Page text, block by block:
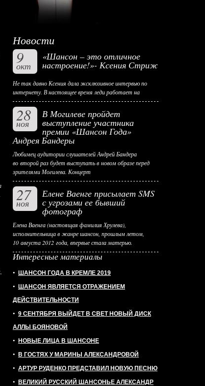
.
Новости
9
окт
«Шансон – это отличное
настроение!»- Ксения Стриж
Не так давно Ксения дала эксклюзивное интервью по
интернету. В настоящее время леди работает на
28
ноя
В Могилеве пройдет
выступление участника
премии «Шансон Года»
Андрея Бандеры
Любимец аудитории слушателей Андрей Бандера
во второй раз будет выступать в новом образе перед
зрителями Могилева. Концерт
27
ноя
Елене Ваенге присылает SMS
с угрозами ее бывший
фотограф
Елена Ваенга (настоящая фамилия Хрулева),
исполнительница в жанре шансон, прошлым летом,
10 августа 2012 года, впервые стала матерью.
Интересные материалы
• ШАНСОН ГОДА В КРЕМЛЕ 2019
• ШАНСОН ЯВЛЯЕТСЯ ОТРАЖЕНИЕМ
ДЕЙСТВИТЕЛЬНОСТИ
• 9 СЕНТЯБРЯ ВЫЙДЕТ В СВЕТ НОВЫЙ ДИСК
АЛЛЫ БОЯНОВОЙ
•
НОВЫЕ ЛИЦА В ШАНСОНЕ
• В ГОСТЯХ У МАРИНЫ АЛЕКСАНДРОВОЙ
• АРТУР РУДЕНКО ПРЕДСТАВИЛ НОВУЮ ПЕСНЮ
• ВЕЛИКИЙ РУССКИЙ ШАНСОНЬЕ АЛЕКСАНДР